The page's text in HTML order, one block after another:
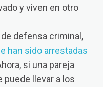
y viven en otro
defensa criminal,
han sido arrestadas
si una pareja
puede llevar a los